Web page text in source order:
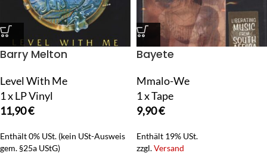
Barry Melton
Level With Me
1 x LP Vinyl
11,90€
Enthält 0% USt. (kein USt-Ausweis
gem. §25a UStG)
Bayete
Mmalo-We
1 x Tape
9,90€
Enthält 19% USt.
zzgl.Versand